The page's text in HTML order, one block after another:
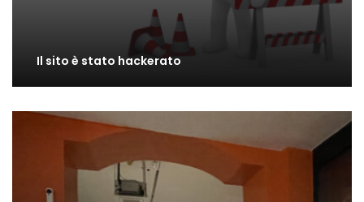
Il sito è stato hackerato